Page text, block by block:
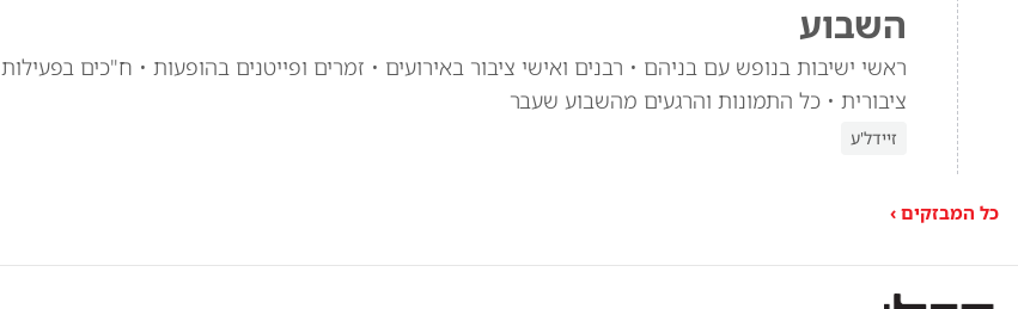
השבוע
ראשי ישיבות בנופש עם בניהם • רבנים ואישי ציבור באירועים • זמרים ופייטנים בהופעות • ח"כים בפעילות
ציבורית • כל התמונות והרגעים מהשבוע שעבר
זיידל'ע
כל המבזקים ›